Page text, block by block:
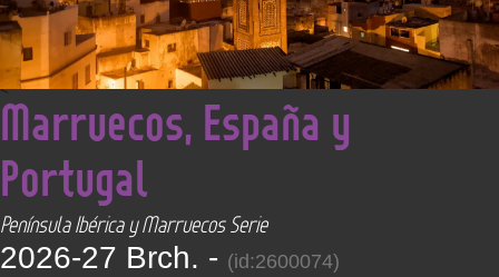
ABOUT US
CONTACT
<
Marruecos, España y
Portugal
Península Ibérica y Marruecos Serie
2026-27 Brch. - (id:2600074)